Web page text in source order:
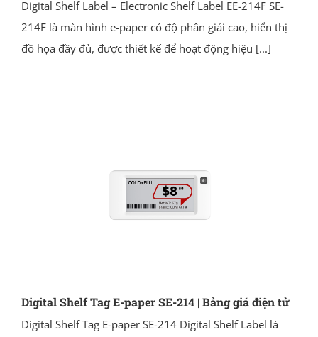
Digital Shelf Label – Electronic Shelf Label EE-214F SE-
214F là màn hình e-paper có độ phân giải cao, hiển thị
đồ họa đầy đủ, được thiết kế để hoạt động hiệu [...]
Digital Shelf Tag E-paper SE-214 | Bảng giá điện tử
Digital Shelf Tag E-paper SE-214 Digital Shelf Label là